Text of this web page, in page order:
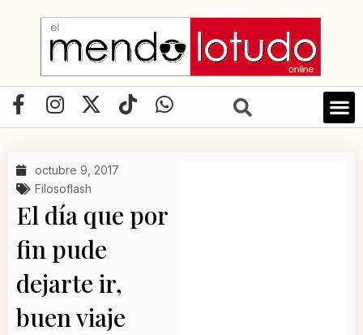
contenido
F
a
e
b
o
o
k
-
f
I
n
t
a
g
r
a
m
X
-
w
i
t
e
r
T
i
W
h
p
octubre 9, 2017
Filosoflash
El día que por
fin pude
dejarte ir,
buen viaje